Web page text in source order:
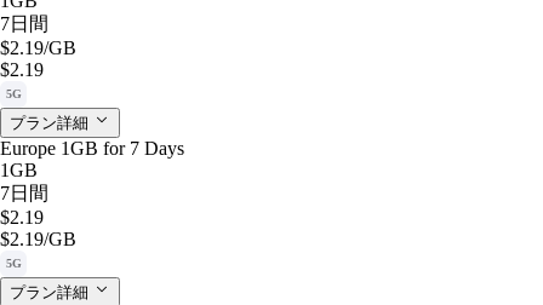
7日間
$2.19/GB
$2.19
5G
プラン詳細
Europe 1GB for 7 Days
1GB
7日間
$2.19
$2.19/GB
5G
プラン詳細